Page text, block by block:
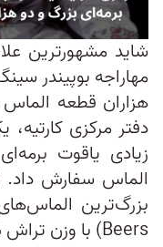
شاید مشهورترین
هزاران قطعه
دفتر مرکزی کارتیه،
الماس سفارش داد.
Beers) با وزن تراش ۲۳۴.۶۵ قیراط بود.